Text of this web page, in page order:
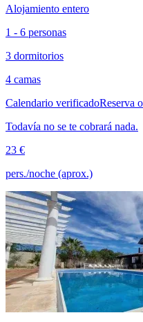
Alojamiento entero
1 - 6 personas
3 dormitorios
4 camas
Calendario verificadoReserva
Todavía no se te cobrará nada.
23 €
pers./noche (aprox.)